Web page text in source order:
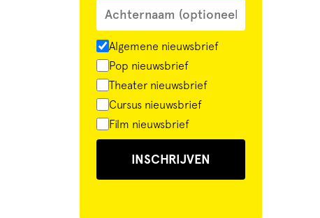
Algemene nieuwsbrief
Pop nieuwsbrief
Theater nieuwsbrief
Cursus nieuwsbrief
Film nieuwsbrief
INSCHRIJVEN